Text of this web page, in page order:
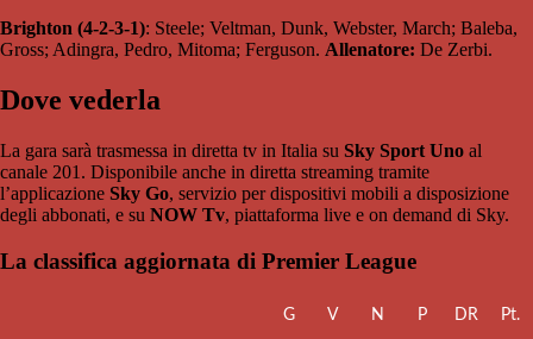
Brighton (4-2-3-1): Steele; Veltman, Dunk, Webster, March; Baleba,
Gross; Adingra, Pedro, Mitoma; Ferguson. Allenatore: De Zerbi.
Dove vederla
La gara sarà trasmessa in diretta tv in Italia su Sky Sport Uno al
canale 201. Disponibile anche in diretta streaming tramite
l’applicazione Sky Go, servizio per dispositivi mobili a disposizione
degli abbonati, e su NOW Tv, piattaforma live e on demand di Sky.
La classifica aggiornata di Premier League
G V N P DR Pt.